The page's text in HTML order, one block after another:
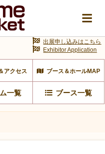
アクセス ブース＆ホールMAP
一覧 ブース一覧
出展申し込みはこちら
Exhibitor Application